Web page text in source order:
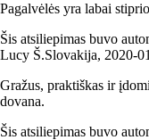
Pagalvėlės yra labai
Šis atsiliepimas buvo
Lucy Š.Slovakija,
Gražus, praktiškas ir
dovana.
Šis atsiliepimas buvo